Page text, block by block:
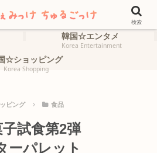
韓国☆旅行
韓国☆エンタメ
Korea Entertainment
☆ショッピング
Korea Shopping
ピング 食品
子試食第2弾
ーパレット
検索